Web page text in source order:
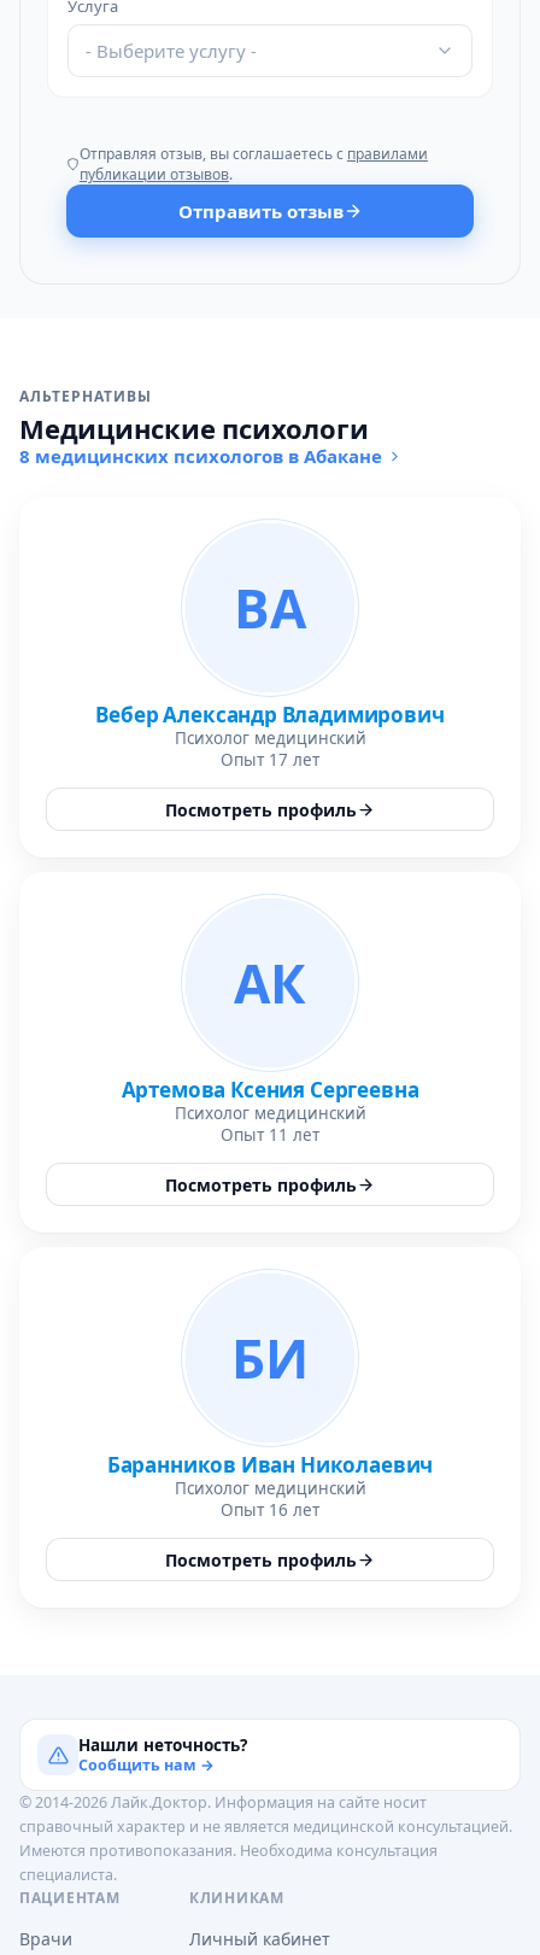
Услуга
- Выберите услугу -
Отправляя отзыв, вы соглашаетесь с правилами
публикации отзывов.
Отправить отзыв
АЛЬТЕРНАТИВЫ
Медицинские психологи
8 медицинских психологов в Абакане
ВА
Вебер Александр Владимирович
Психолог медицинский
Опыт 17 лет
Посмотреть профиль
АК
Артемова Ксения Сергеевна
Психолог медицинский
Опыт 11 лет
Посмотреть профиль
БИ
Баранников Иван Николаевич
Психолог медицинский
Опыт 16 лет
Посмотреть профиль
Нашли неточность?
Сообщить нам →
© 2014-2026 Лайк.Доктор. Информация на сайте носит
справочный характер и не является медицинской консультацией.
Имеются противопоказания. Необходима консультация
специалиста.
ПАЦИЕНТАМ
Врачи
КЛИНИКАМ
Личный кабинет